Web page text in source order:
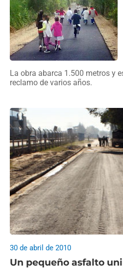
La obra abarca 1.500 metros y
reclamo de varios años.
Un pequeño asfalto
30 de abril de 2010